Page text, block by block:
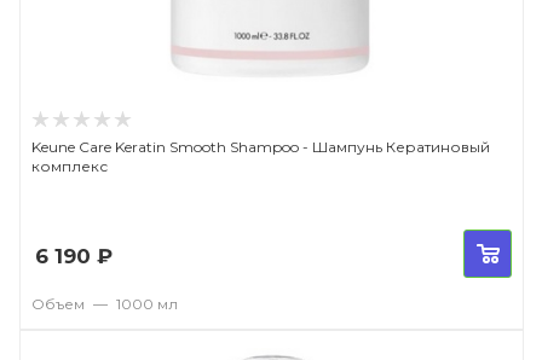
Keune Care Keratin Smooth Shampoo - Шампунь Кератиновый
комплекс
6 190 ₽
Объем — 1000 мл